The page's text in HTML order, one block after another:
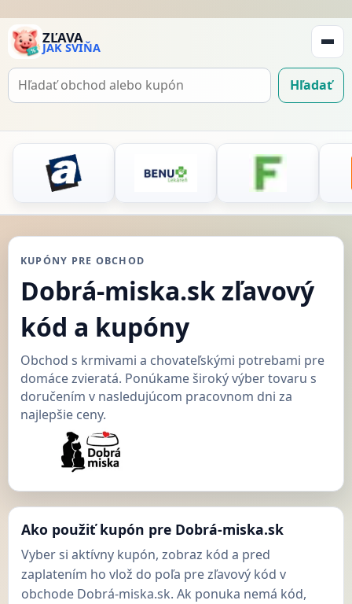
ZĽAVA
JAK SVIŇA
Hľadať
Hľadať
KUPÓNY PRE OBCHOD
Dobrá-miska.sk zľavový
kód a kupóny
Obchod s krmivami a chovateľskými potrebami pre
domáce zvieratá. Ponúkame široký výber tovaru s
doručením v nasledujúcom pracovnom dni za
najlepšie ceny.
Ako použiť kupón pre Dobrá-miska.sk
Vyber si aktívny kupón, zobraz kód a pred
zaplatením ho vlož do poľa pre zľavový kód v
obchode Dobrá-miska.sk. Ak ponuka nemá kód,